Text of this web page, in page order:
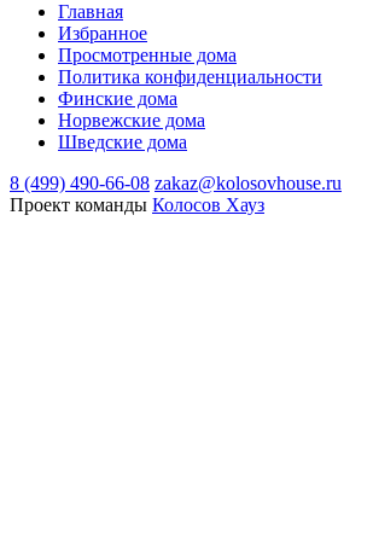
Главная
Избранное
Просмотренные дома
Политика конфиденциальности
Финские дома
Норвежские дома
Шведские дома
8 (499) 490-66-08 zakaz@kolosovhouse.ru
Проект команды Колосов Хауз